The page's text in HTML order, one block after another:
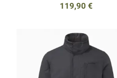
119,90 €